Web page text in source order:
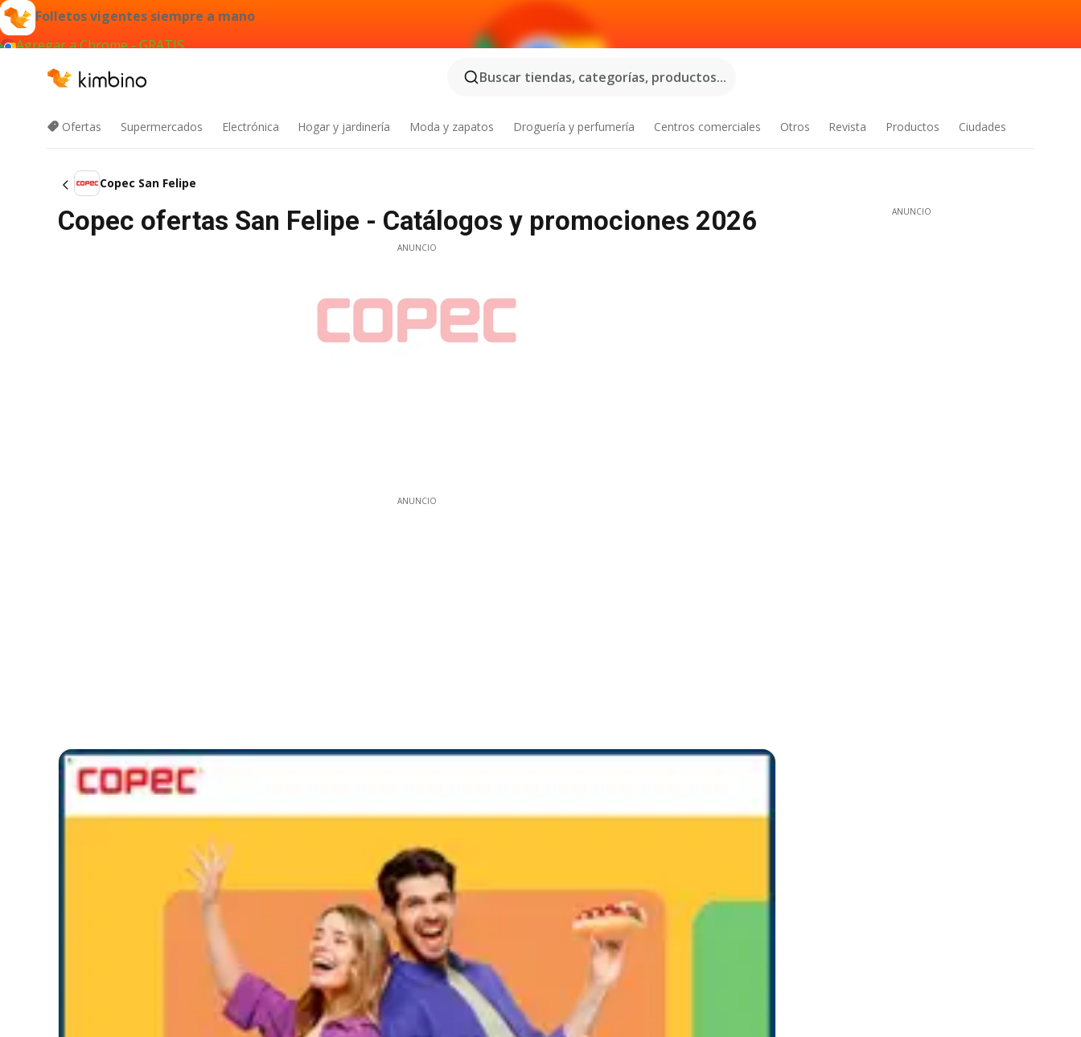
Folletos vigentes siempre a mano
Agregar a Chrome - GRATIS
Buscar tiendas, categorías, productos...
Ofertas Supermercados Electrónica Hogar y jardinería Moda y zapatos Droguería y perfumería Centros comerciales Otros Revista Productos Ciudades
Copec San Felipe
Copec ofertas San Felipe - Catálogos y promociones 2026
ANUNCIO
ANUNCIO
ANUNCIO